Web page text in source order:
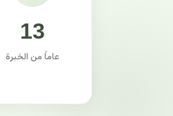
13
عاماً من الخبرة